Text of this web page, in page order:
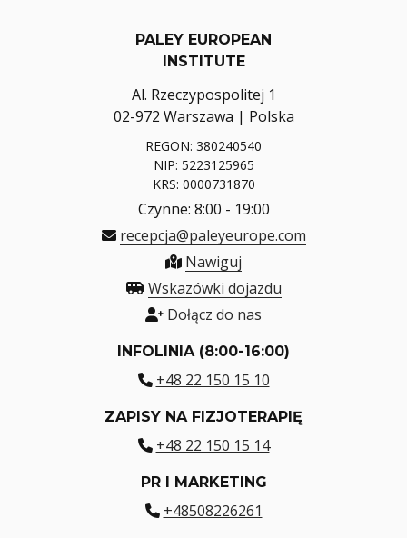
PALEY EUROPEAN
INSTITUTE
Al. Rzeczypospolitej 1
02-972 Warszawa | Polska
REGON: 380240540
NIP: 5223125965
KRS: 0000731870
Czynne: 8:00 - 19:00
recepcja@paleyeurope.com
Nawiguj
Wskazówki dojazdu
Dołącz do nas
INFOLINIA (8:00-16:00)
+48 22 150 15 10
ZAPISY NA FIZJOTERAPIĘ
+48 22 150 15 14
PR I MARKETING
+48508226261